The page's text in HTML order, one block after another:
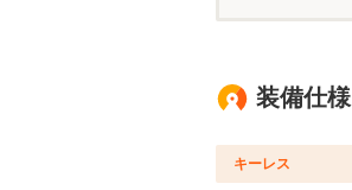
装備仕様
キーレス